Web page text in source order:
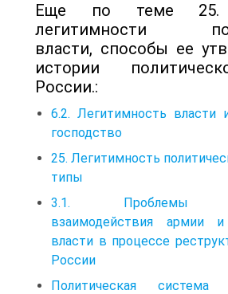
Еще по теме 25.
легитимности
власти, способы ее
истории
России.:
6.2. Легитимность власти
господство
25. Легитимность
типы
3.1. Проблемы
взаимодействия армии и
власти в процессе
России
Политическая